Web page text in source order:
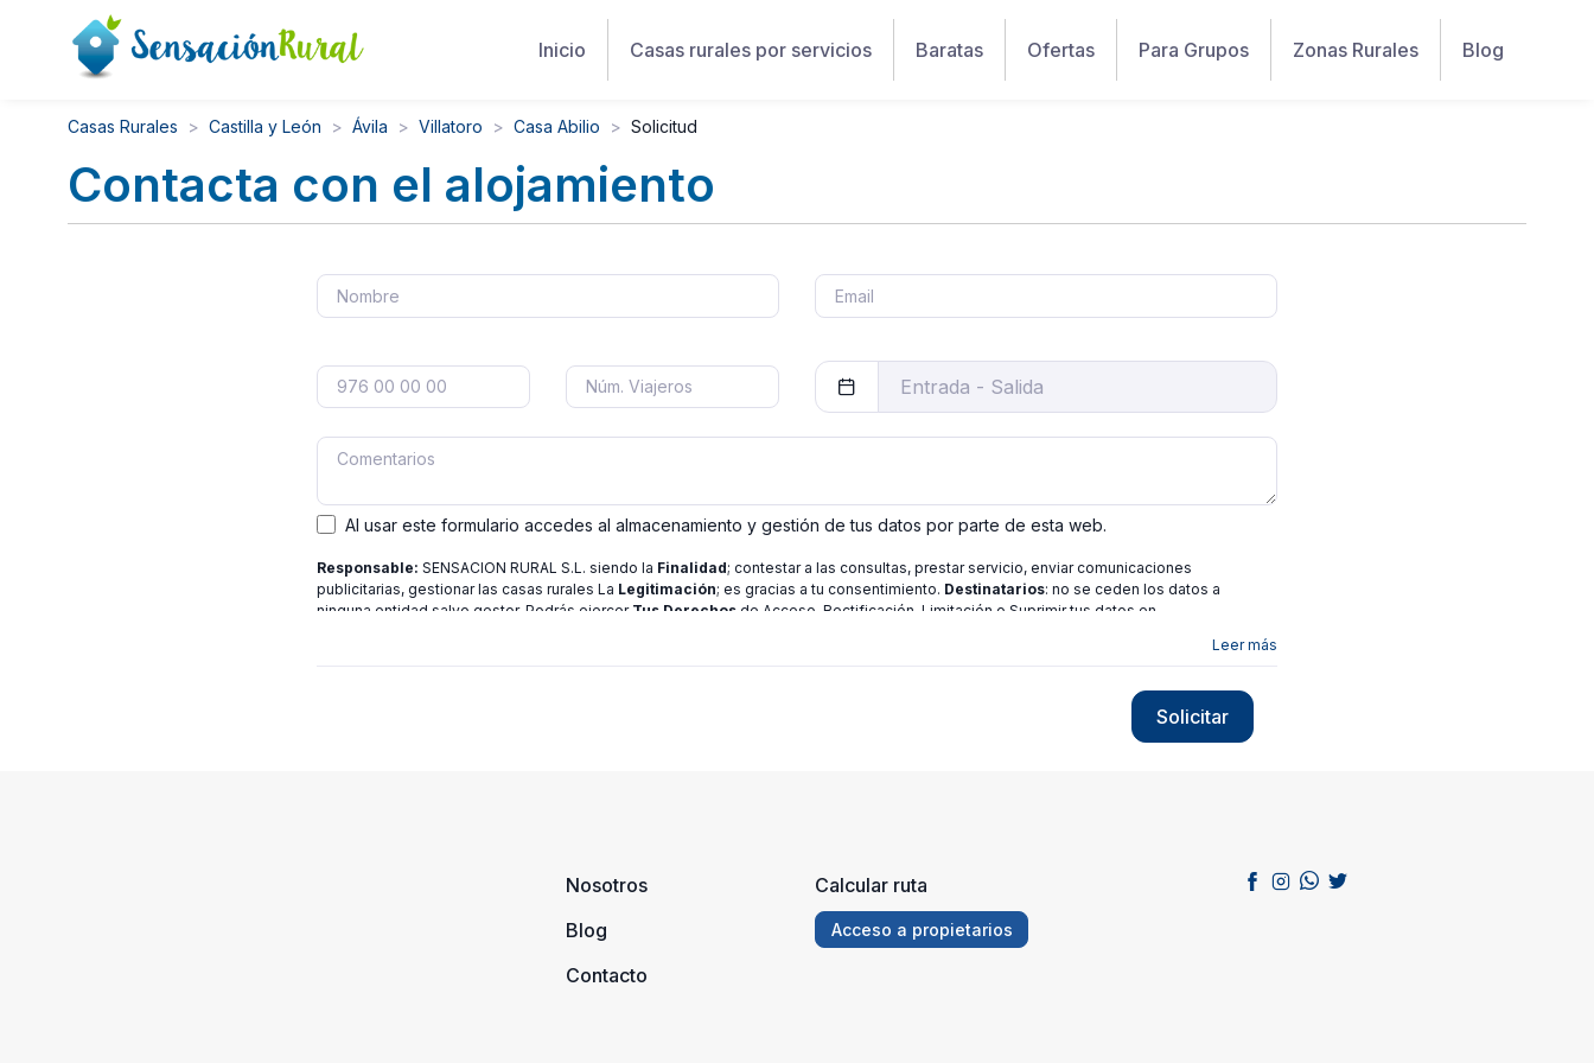
Inicio Casas rurales por servicios Baratas Ofertas Para Grupos Zonas Rurales Blog
Casas Rurales Castilla y León Ávila Villatoro Casa Abilio Solicitud
Contacta con el alojamiento
Al usar este formulario accedes al almacenamiento y gestión de tus datos por parte de esta web.
Responsable: SENSACION RURAL S.L. siendo la Finalidad; contestar a las consultas, prestar servicio, enviar comunicaciones
publicitarias, gestionar las casas rurales La Legitimación; es gracias a tu consentimiento. Destinatarios: no se ceden los datos a
ninguna entidad salvo gestor. Podrás ejercer Tus Derechos de Acceso, Rectificación, Limitación o Suprimir tus datos en
Leer más
Solicitar
Nosotros
Blog
Contacto
Calcular ruta
Acceso a propietarios